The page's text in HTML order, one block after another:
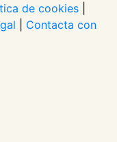
de cookies
Contacta con